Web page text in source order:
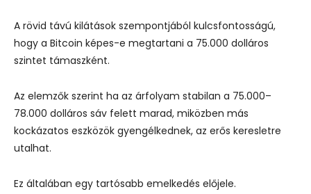
A rövid távú kilátások szempontjából kulcsfontosságú,
hogy a Bitcoin képes-e megtartani a 75.000 dolláros
szintet támaszként.
Az elemzők szerint ha az árfolyam stabilan a 75.000–
78.000 dolláros sáv felett marad, miközben más
kockázatos eszközök gyengélkednek, az erős keresletre
utalhat.
Ez általában egy tartósabb emelkedés előjele.